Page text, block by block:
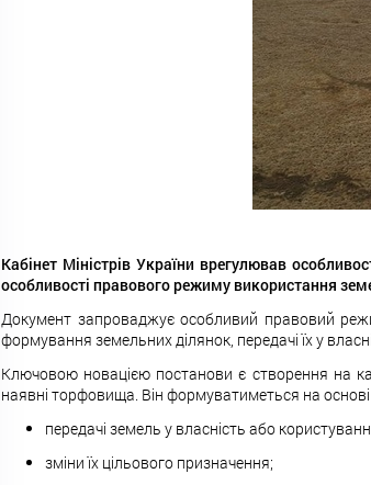
Кабінет Міністрів України врегулював
особливості правового режиму використання
Документ запроваджує особливий правовий
формування земельних ділянок, передачі їх у
Ключовою новацією постанови є створення на
наявні торфовища. Він формуватиметься на
передачі земель у власність або
зміни їх цільового призначення;